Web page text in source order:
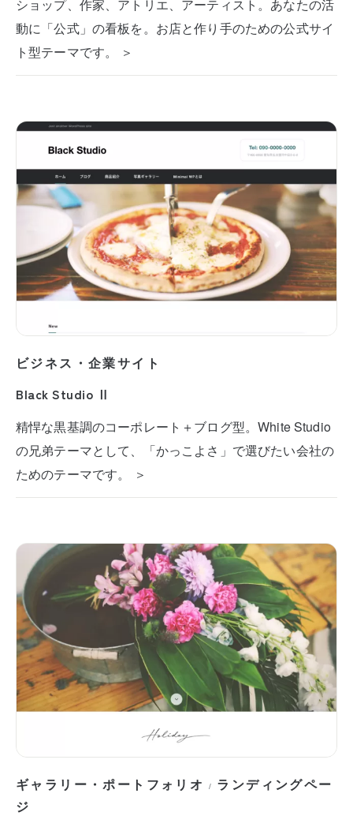
ショップ、作家、アトリエ、アーティスト。あなたの活
動に「公式」の看板を。お店と作り手のための公式サイ
ト型テーマです。 ＞
ビジネス・企業サイト
Black Studio Ⅱ
精悍な黒基調のコーポレート＋ブログ型。White Studio
の兄弟テーマとして、「かっこよさ」で選びたい会社の
ためのテーマです。 ＞
ギャラリー・ポートフォリオ / ランディングペー
ジ